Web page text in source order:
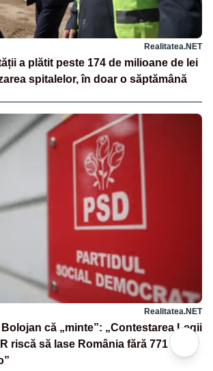
Realitatea.NET
a plătit peste 174 de milioane de lei
spitalelor, în doar o săptămână
Realitatea.NET
Bolojan că „minte”: „Contestarea Legii
riscă să lase România fără 771 de